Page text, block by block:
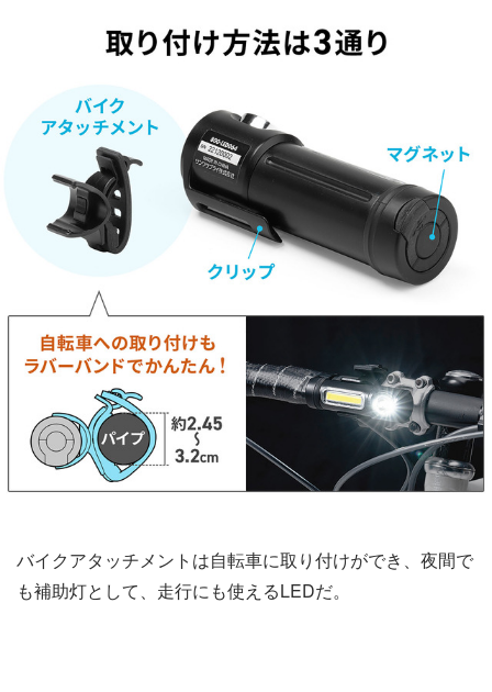
バイクアタッチメントは自転車に取り付けができ、夜間で
も補助灯として、走行にも使えるLEDだ。